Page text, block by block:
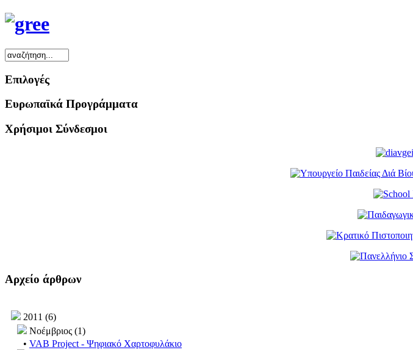
Επιλογές
Ευρωπαϊκά Προγράμματα
Χρήσιμοι Σύνδεσμοι
Αρχείο άρθρων
2011 (6)
Νοέμβριος (1)
• VAB Project - Ψηφιακό Χαρτοφυλάκιο